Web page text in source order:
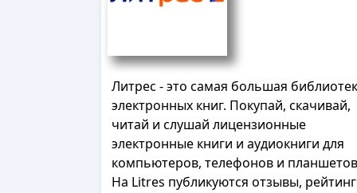
Литрес - это самая большая
электронных книг. Покупай, скачивай,
читай и слушай лицензионные
электронные книги и аудиокниги для
компьютеров, телефонов и
На Litres публикуются отзывы,